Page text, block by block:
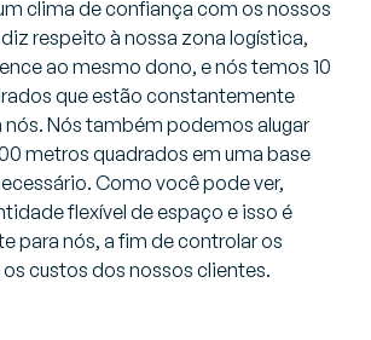
clima de confiança com os nossos
respeito à nossa zona logística,
ao mesmo dono, e nós temos 10
que estão constantemente
Nós também podemos alugar
metros quadrados em uma base
Como você pode ver,
flexível de espaço e isso é
para nós, a fim de controlar os
custos dos nossos clientes.